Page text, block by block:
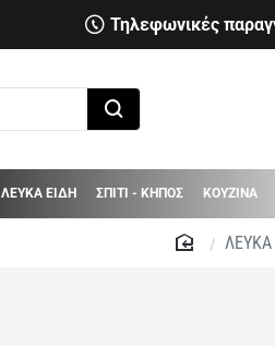
Τηλεφωνικές
ΛΕΥΚΑ ΕΙΔΗ ΣΠΙΤΙ - ΚΗΠΟΣ ΚΟΥΖΙΝΑ
ΛΕΥΚΑ